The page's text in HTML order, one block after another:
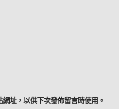
址，以供下次發佈留言時使用。